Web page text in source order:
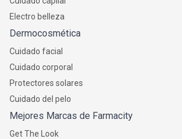
Electro belleza
Dermocosmética
Cuidado facial
Cuidado corporal
Protectores solares
Cuidado del pelo
Mejores Marcas de Farmacity
Get The Look